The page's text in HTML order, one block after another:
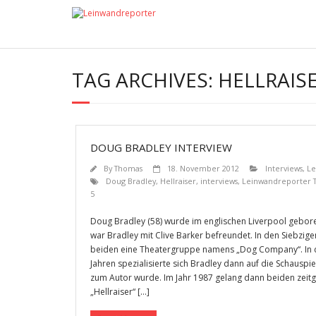
TAG ARCHIVES:
DOUG BRADLEY INTERVIEW
ByThomas 18. November 2012 Interviews,
Doug Bradley, Hellraiser, interviews, Leinwandreporter
5
Doug Bradley (58) wurde im englischen Liverpool
war Bradley mit Clive Barker befreundet. In den
beiden eine Theatergruppe namens „Dog Company“.
Jahren spezialisierte sich Bradley dann auf die
zum Autor wurde. Im Jahr 1987 gelang dann beiden
„Hellraiser“ […]